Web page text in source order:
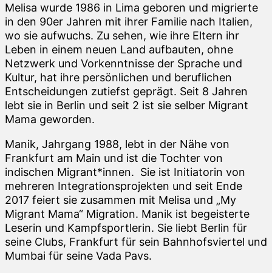
Melisa wurde 1986 in Lima geboren und migrierte
in den 90er Jahren mit ihrer Familie nach Italien,
wo sie aufwuchs. Zu sehen, wie ihre Eltern ihr
Leben in einem neuen Land aufbauten, ohne
Netzwerk und Vorkenntnisse der Sprache und
Kultur, hat ihre persönlichen und beruflichen
Entscheidungen zutiefst geprägt. Seit 8 Jahren
lebt sie in Berlin und seit 2 ist sie selber Migrant
Mama geworden.
Manik, Jahrgang 1988, lebt in der Nähe von
Frankfurt am Main und ist die Tochter von
indischen Migrant*innen. Sie ist Initiatorin von
mehreren Integrationsprojekten und seit Ende
2017 feiert sie zusammen mit Melisa und „My
Migrant Mama“ Migration. Manik ist begeisterte
Leserin und Kampfsportlerin. Sie liebt Berlin für
seine Clubs, Frankfurt für sein Bahnhofsviertel und
Mumbai für seine Vada Pavs.